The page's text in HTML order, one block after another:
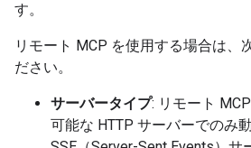
す。
リモート MCP を使用する場合は、
ださい。
サーバータイプ: リモート
可能な HTTP サーバーでのみ